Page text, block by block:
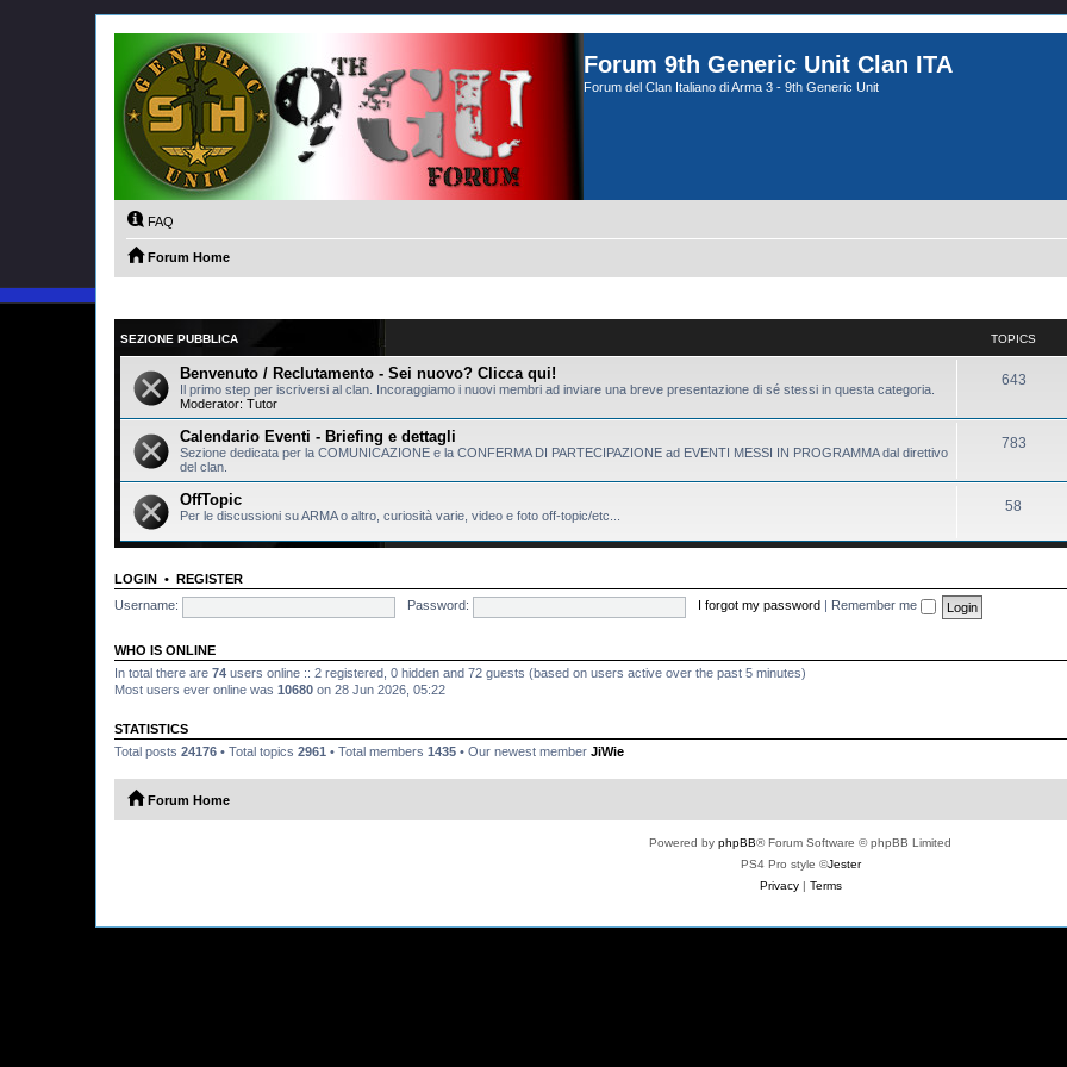
Forum 9th Generic Unit Clan ITA
Forum del Clan Italiano di Arma 3 - 9th Generic Unit
FAQ
Forum Home
SEZIONE PUBBLICA TOPICS
Benvenuto / Reclutamento - Sei nuovo? Clicca qui!
Il primo step per iscriversi al clan. Incoraggiamo i nuovi membri ad inviare una breve presentazione di sé stessi in questa categoria.
Moderator: Tutor
643
Calendario Eventi - Briefing e dettagli
Sezione dedicata per la COMUNICAZIONE e la CONFERMA DI PARTECIPAZIONE ad EVENTI MESSI IN PROGRAMMA dal direttivo
del clan.
783
OffTopic
Per le discussioni su ARMA o altro, curiosità varie, video e foto off-topic/etc...
58
LOGIN • REGISTER
Username:
Password: I forgot my password Remember me
WHO IS ONLINE
In total there are 74 users online :: 2 registered, 0 hidden and 72 guests (based on users active over the past 5 minutes)
Most users ever online was 10680 on 28 Jun 2026, 05:22
STATISTICS
Total posts 24176 • Total topics 2961 • Total members 1435 • Our newest member JiWie
Forum Home
Powered by phpBB® Forum Software © phpBB Limited
PS4 Pro style ©Jester
Privacy| Terms